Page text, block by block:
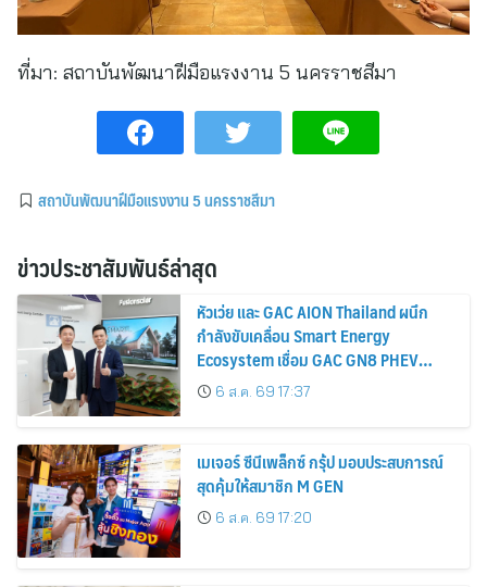
ที่มา: สถาบันพัฒนาฝีมือแรงงาน 5 นครราชสีมา
สถาบันพัฒนาฝีมือแรงงาน 5 นครราชสีมา
ข่าวประชาสัมพันธ์ล่าสุด
หัวเว่ย และ GAC AION Thailand ผนึก
กำลังขับเคลื่อน Smart Energy
Ecosystem เชื่อม GAC GN8 PHEV
รถยนต์ MPV ระดับพรีเมียม เข้ากับ
พลังงานแสงอาทิตย์ภายในบ้าน
6 ส.ค. 69 17:37
เมเจอร์ ซีนีเพล็กซ์ กรุ้ป มอบประสบการณ์
สุดคุ้มให้สมาชิก M GEN
6 ส.ค. 69 17:20